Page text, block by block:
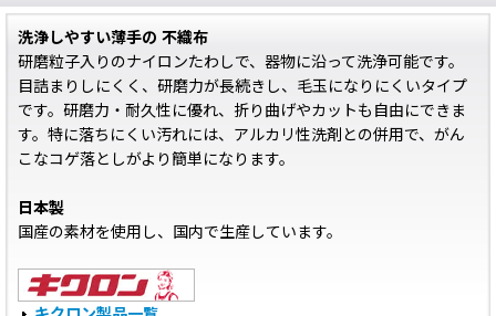
洗浄しやすい薄手の 不織布
研磨粒子入りのナイロンたわしで、器物に沿って洗浄可能です。
目詰まりしにくく、研磨力が長続きし、毛玉になりにくいタイプ
です。研磨力・耐久性に優れ、折り曲げやカットも自由にできま
す。特に落ちにくい汚れには、アルカリ性洗剤との併用で、がん
こなコゲ落としがより簡単になります。
日本製
国産の素材を使用し、国内で生産しています。